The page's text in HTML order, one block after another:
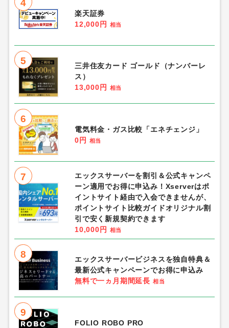
4
楽天証券
12,000円
相当
5
三井住友カード ゴールド（ナンバーレ
ス）
13,000円
相当
6
電気料金・ガス比較「エネチェンジ」
0円
相当
7
エックスサーバーを割引＆公式キャンペ
ーン適用でお得に申込み！Xserverはポ
イントサイト経由で入会できませんが、
ポイントサイト比較ガイドオリジナル割
引で安く新規契約できます
10,000円
相当
8
エックスサーバービジネスを独自特典＆
最新公式キャンペーンでお得に申込み
無料で一ヵ月期間延長 相当
9
FOLIO ROBO PRO